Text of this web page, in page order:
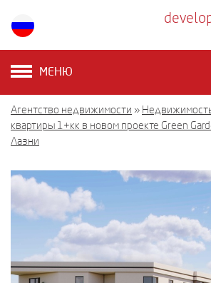
МЕНЮ
Агентство недвижимости »
квартиры 1+кк в новом проекте Green
Лазни